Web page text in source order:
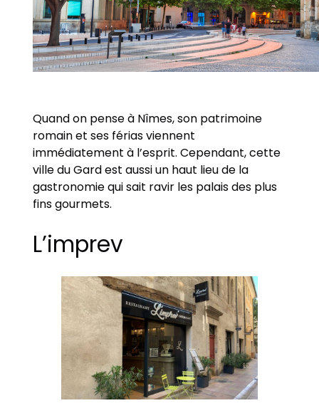
Quand on pense à Nîmes, son patrimoine
romain et ses férias viennent
immédiatement à l’esprit. Cependant, cette
ville du Gard est aussi un haut lieu de la
gastronomie qui sait ravir les palais des plus
fins gourmets.
L’imprev